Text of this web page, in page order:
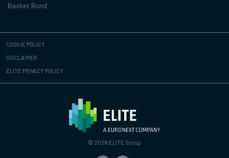
Basket Bond
COOKIE POLICY
DISCLAIMER
ELITE PRIVACY POLICY
© 2026 ELITE Group